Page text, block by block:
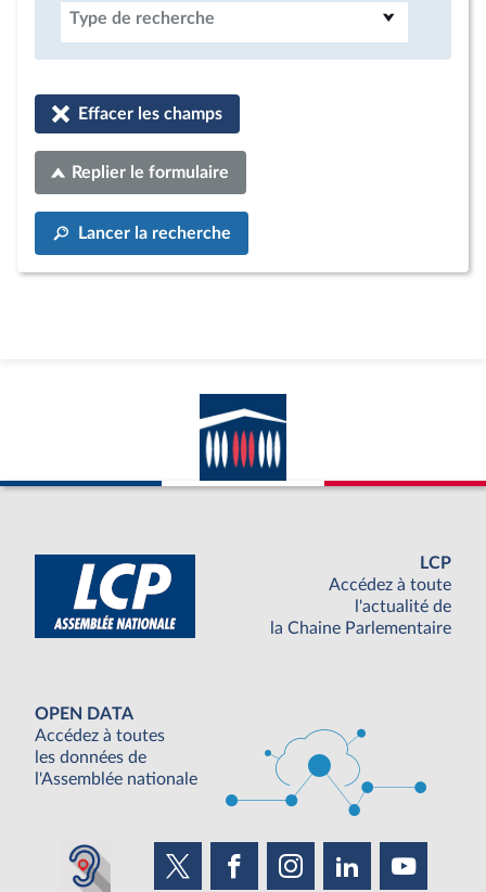
Type de recherche
Effacer les champs
Replier le formulaire
Lancer la recherche
LCP
Accédez à toute
l'actualité de
la Chaine Parlementaire
OPEN DATA
Accédez à toutes
les données de
l'Assemblée nationale